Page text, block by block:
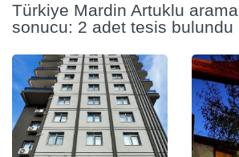
Türkiye Mardin Artuklu arama
sonucu: 2 adet tesis bulundu